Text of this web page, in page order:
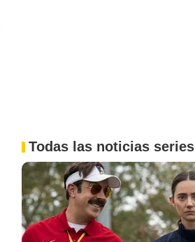
Todas las noticias series